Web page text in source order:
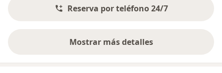
Reserva por teléfono 24/7
Mostrar más detalles
sobre la dirección